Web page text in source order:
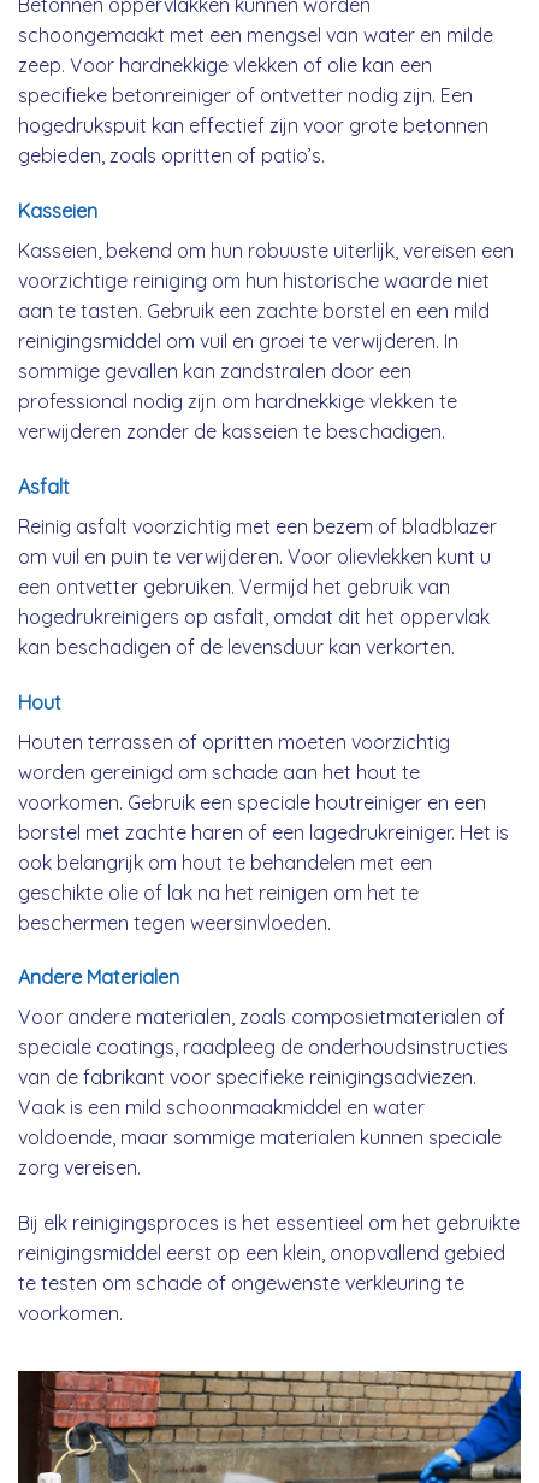
Betonnen oppervlakken kunnen worden
schoongemaakt met een mengsel van water en milde
zeep. Voor hardnekkige vlekken of olie kan een
specifieke betonreiniger of ontvetter nodig zijn. Een
hogedrukspuit kan effectief zijn voor grote betonnen
gebieden, zoals opritten of patio’s.
Kasseien
Kasseien, bekend om hun robuuste uiterlijk, vereisen een
voorzichtige reiniging om hun historische waarde niet
aan te tasten. Gebruik een zachte borstel en een mild
reinigingsmiddel om vuil en groei te verwijderen. In
sommige gevallen kan zandstralen door een
professional nodig zijn om hardnekkige vlekken te
verwijderen zonder de kasseien te beschadigen.
Asfalt
Reinig asfalt voorzichtig met een bezem of bladblazer
om vuil en puin te verwijderen. Voor olievlekken kunt u
een ontvetter gebruiken. Vermijd het gebruik van
hogedrukreinigers op asfalt, omdat dit het oppervlak
kan beschadigen of de levensduur kan verkorten.
Hout
Houten terrassen of opritten moeten voorzichtig
worden gereinigd om schade aan het hout te
voorkomen. Gebruik een speciale houtreiniger en een
borstel met zachte haren of een lagedrukreiniger. Het is
ook belangrijk om hout te behandelen met een
geschikte olie of lak na het reinigen om het te
beschermen tegen weersinvloeden.
Andere Materialen
Voor andere materialen, zoals composietmaterialen of
speciale coatings, raadpleeg de onderhoudsinstructies
van de fabrikant voor specifieke reinigingsadviezen.
Vaak is een mild schoonmaakmiddel en water
voldoende, maar sommige materialen kunnen speciale
zorg vereisen.
Bij elk reinigingsproces is het essentieel om het gebruikte
reinigingsmiddel eerst op een klein, onopvallend gebied
te testen om schade of ongewenste verkleuring te
voorkomen.